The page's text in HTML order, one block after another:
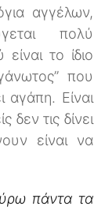
αγγέλων,
πολύ
το ίδιο
που
αγάπη. Είναι
τις δίνει
είναι να
πάντα τα